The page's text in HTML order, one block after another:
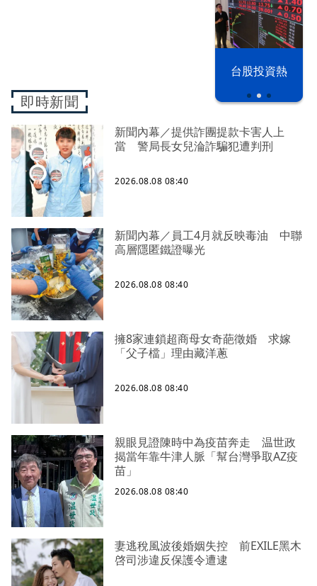
台股投資熱
即時新聞
新聞內幕／提供詐團提款卡害人上
當 警局長女兒淪詐騙犯遭判刑
2026.08.08 08:40
新聞內幕／員工4月就反映毒油 中聯
高層隱匿鐵證曝光
2026.08.08 08:40
擁8家連鎖超商母女奇葩徵婚 求嫁
「父子檔」理由藏洋蔥
2026.08.08 08:40
親眼見證陳時中為疫苗奔走 温世政
揭當年靠牛津人脈「幫台灣爭取AZ疫
苗」
2026.08.08 08:40
妻逃稅風波後婚姻失控 前EXILE黑木
啓司涉違反保護令遭逮